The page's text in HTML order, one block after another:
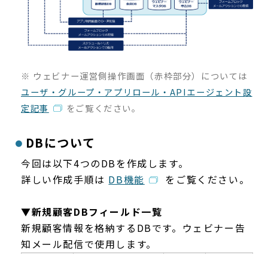
※ ウェビナー運営側操作画面（赤枠部分）については
ユーザ・グループ・アプリロール・APIエージェント設
定記事
をご覧ください。
DBについて
今回は以下4つのDBを作成します。
詳しい作成手順は DB機能 をご覧ください。
▼新規顧客DBフィールド一覧
新規顧客情報を格納するDBです。ウェビナー告
知メール配信で使用します。